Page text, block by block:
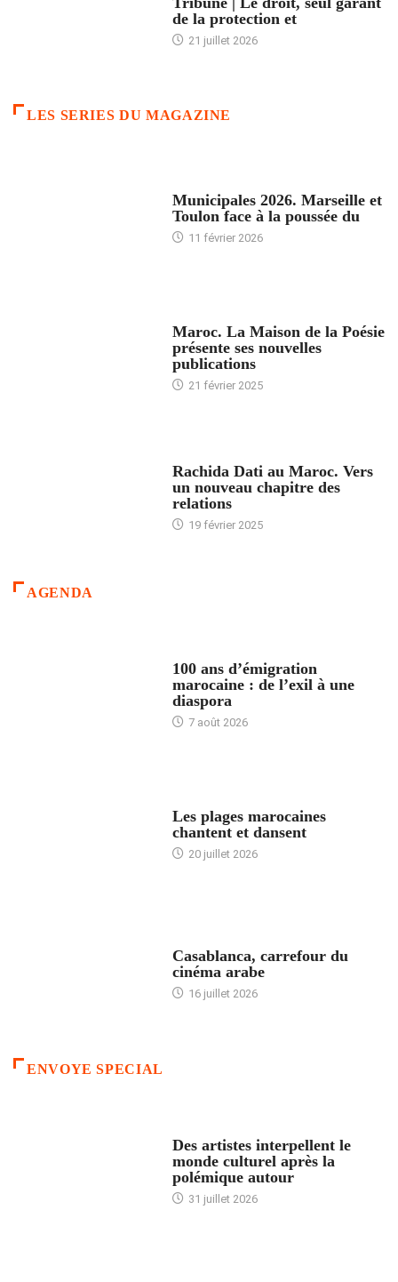
de la protection et
21 juillet 2026
LES SERIES DU MAGAZINE
Municipales 2026. Marseille et
Toulon face à la poussée du
11 février 2026
Maroc. La Maison de la Poésie
présente ses nouvelles
publications
21 février 2025
Rachida Dati au Maroc. Vers
un nouveau chapitre des
relations
19 février 2025
AGENDA
100 ans d’émigration
marocaine : de l’exil à une
diaspora
7 août 2026
Les plages marocaines
chantent et dansent
20 juillet 2026
Casablanca, carrefour du
cinéma arabe
16 juillet 2026
ENVOYE SPECIAL
Des artistes interpellent le
monde culturel après la
polémique autour
31 juillet 2026